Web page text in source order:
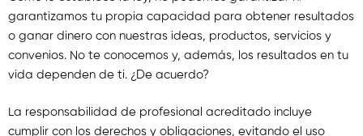
garantizamos tu propia capacidad para obtener resultados
o ganar dinero con nuestras ideas, productos, servicios y
convenios. No te conocemos y, además, los resultados en tu
vida dependen de ti. ¿De acuerdo?
La responsabilidad de profesional acreditado incluye
cumplir con los derechos y obligaciones, evitando el uso